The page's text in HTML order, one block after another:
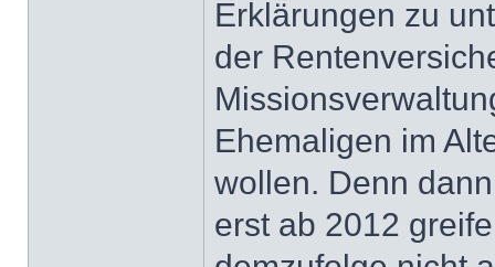
Erklärungen zu
der
Ehemaligen im
wollen. Denn
erst ab 2012